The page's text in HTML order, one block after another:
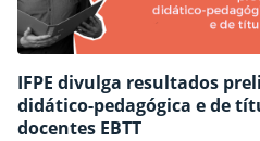
IFPE divulga resultados
didático-pedagógica e de
docentes EBTT